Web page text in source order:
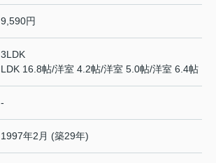
9,590円
3LDK
LDK 16.8帖/洋室 4.2帖/洋室 5.0帖/洋室 6.4帖
-
1997年2月 (築29年)